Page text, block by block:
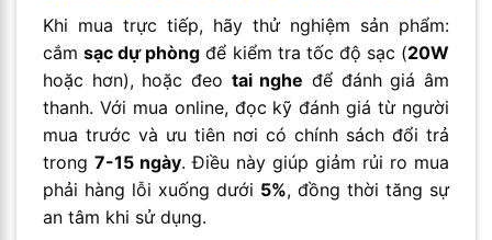
Khi mua trực tiếp, hãy thử nghiệm sản phẩm:
cắmsạc dự phòng để kiểm tra tốc độ sạc (20W
hoặc hơn), hoặc đeo tai nghe để đánh giá âm
thanh. Với mua online, đọc kỹ đánh giá từ người
mua trước và ưu tiên nơi có chính sách đổi trả
trong 7-15 ngày. Điều này giúp giảm rủi ro mua
phải hàng lỗi xuống dưới 5%, đồng thời tăng sự
an tâm khi sử dụng.